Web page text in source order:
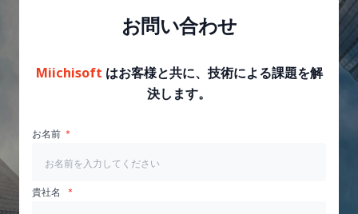
お問い合わせ
Miichisoft はお客様と共に、技術による課題を解
決します。
お名前
貴社名